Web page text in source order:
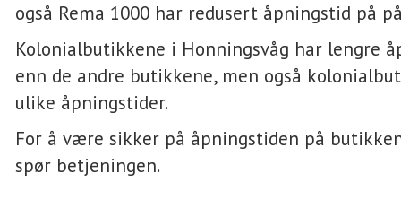
også Rema 1000 har redusert åpningstid på
Kolonialbutikkene i Honningsvåg har lengre
enn de andre butikkene, men også
ulike åpningstider.
For å være sikker på åpningstiden på
spør betjeningen.